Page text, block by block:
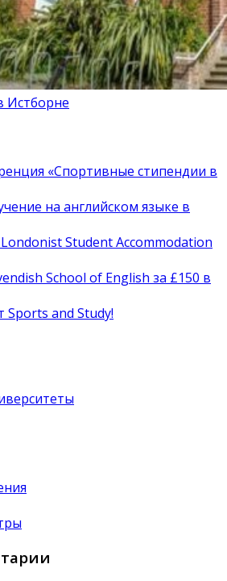
Истборне
«Спортивные стипендии в
на английском языке в
Student Accommodation
School of English за £150 в
and Study!